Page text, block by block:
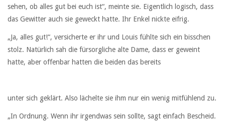
sehen, ob alles gut bei euch ist“, meinte sie. Eigentlich logisch, dass
das Gewitter auch sie geweckt hatte. Ihr Enkel nickte eifrig.
„Ja, alles gut!“, versicherte er ihr und Louis fühlte sich ein bisschen
stolz. Natürlich sah die fürsorgliche alte Dame, dass er geweint
hatte, aber offenbar hatten die beiden das bereits
unter sich geklärt. Also lächelte sie ihm nur ein wenig mitfühlend zu.
„In Ordnung. Wenn ihr irgendwas sein sollte, sagt einfach Bescheid.